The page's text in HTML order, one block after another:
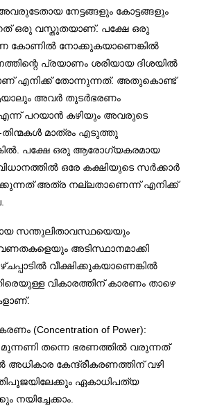
നേട്ടങ്ങളും കോട്ടങ്ങളും
ഒരു വസ്തുതയാണ്. പക്ഷേ ഒരു
കോണിൽ നോക്കുകയാണെങ്കിൽ
പ്രയാണം ശരിയായ ദിശയിൽ
എനിക്ക് തോന്നുന്നത്. അതുകൊണ്ട്
അവർ തുടർഭരണം
പറയാൻ കഴിയും അവരുടെ
തിന്മകൾ മാത്രം എടുത്തു
പക്ഷേ ഒരു ആരോഗ്യകരമായ
ഒരേ കക്ഷിയുടെ സർക്കാർ
അത്ര നല്ലതാണെന്ന് എനിക്ക്
സന്തുലിതാവസ്ഥയെയും
അടിസ്ഥാനമാക്കി
വീക്ഷിക്കുകയാണെങ്കിൽ
വികാരത്തിന് കാരണം താഴെ
(Concentration of Power):
മുന്നണി തന്നെ ഭരണത്തിൽ വരുന്നത്
അധികാര കേന്ദ്രീകരണത്തിന് വഴി
ഏകാധിപത്യ
നയിച്ചേക്കാം.